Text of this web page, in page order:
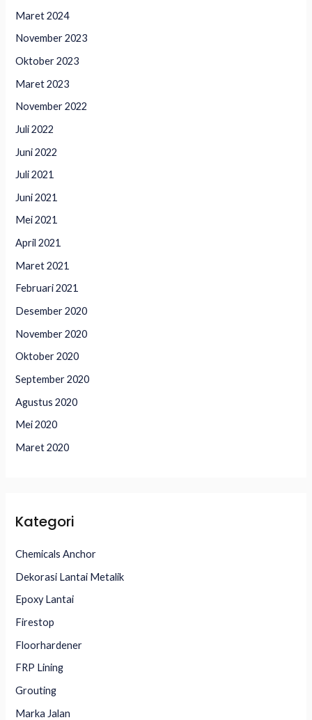
Maret 2024
November 2023
Oktober 2023
Maret 2023
November 2022
Juli 2022
Juni 2022
Juli 2021
Juni 2021
Mei 2021
April 2021
Maret 2021
Februari 2021
Desember 2020
November 2020
Oktober 2020
September 2020
Agustus 2020
Mei 2020
Maret 2020
Kategori
Chemicals Anchor
Dekorasi Lantai Metalik
Epoxy Lantai
Firestop
Floorhardener
FRP Lining
Grouting
Marka Jalan